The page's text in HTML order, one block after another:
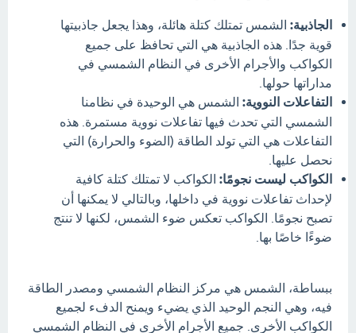
الجاذبية: الشمس تمتلك كتلة هائلة، وهذا يجعل جاذبيتها
قوية جدًا. هذه الجاذبية هي التي تحافظ على جميع
الكواكب والأجرام الأخرى في النظام الشمسي في
مداراتها حولها.
التفاعلات النووية: الشمس هي الوحيدة في نظامنا
الشمسي التي تحدث فيها تفاعلات نووية مستمرة. هذه
التفاعلات هي التي تولد الطاقة (الضوء والحرارة) التي
نحصل عليها.
الكواكب ليست نجومًا: الكواكب لا تمتلك كتلة كافية
لإحداث تفاعلات نووية في داخلها، وبالتالي لا يمكنها أن
تصبح نجومًا. الكواكب تعكس ضوء الشمس، لكنها لا تنتج
ضوءًا خاصًا بها.
ببساطة، الشمس هي مركز النظام الشمسي ومصدر الطاقة
فيه، وهي النجم الوحيد الذي يضيء ويمنح الدفء لجميع
الكواكب الأخرى. جميع الأجرام الأخرى في النظام الشمسي